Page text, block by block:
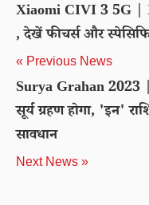
Xiaomi CIVI 3 5G |
, देखें फीचर्स और
« Previous News
Surya Grahan 2023
सूर्य ग्रहण होगा, 'इन'
सावधान
Next News »